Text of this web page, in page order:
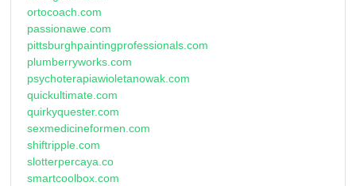
ortocoach.com
passionawe.com
pittsburghpaintingprofessionals.com
plumberryworks.com
psychoterapiawioletanowak.com
quickultimate.com
quirkyquester.com
sexmedicineformen.com
shiftripple.com
slotterpercaya.co
smartcoolbox.com